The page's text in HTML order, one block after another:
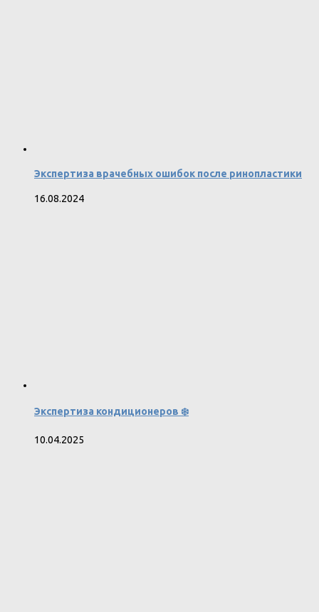
Экспертиза врачебных ошибок после ринопластики
16.08.2024
Экспертиза кондиционеров ❄️
10.04.2025